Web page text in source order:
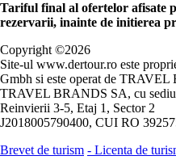
Tariful final al ofertelor afisate
rezervarii, inainte de initierea
Copyright ©2026
Site-ul www.dertour.ro este
Gmbh si este operat de
TRAVEL BRANDS SA, cu
Reinvierii 3-5, Etaj 1, Sector 2
J2018005790400, CUI RO
Brevet de turism - Licenta de